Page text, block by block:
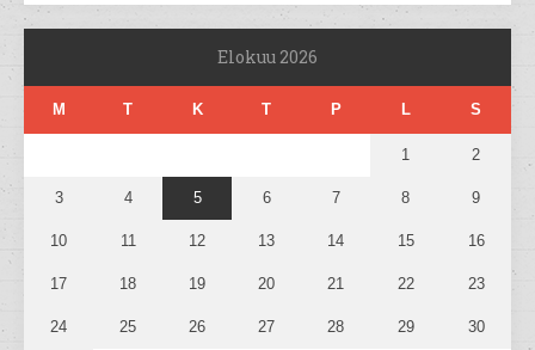
Elokuu 2026
M T K T P L S
1 2
3 4 5 6 7 8 9
10 11 12 13 14 15 16
17 18 19 20 21 22 23
24 25 26 27 28 29 30